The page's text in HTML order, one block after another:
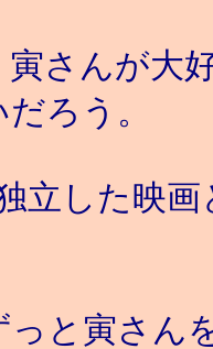
さんが大
ろう。
立した映
と寅さん